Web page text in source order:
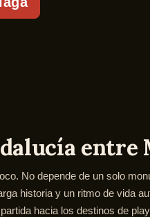
No depende de un solo
historia y un ritmo de vida
hacia los destinos de